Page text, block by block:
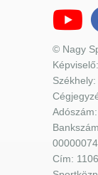
© Nagy
Cím: